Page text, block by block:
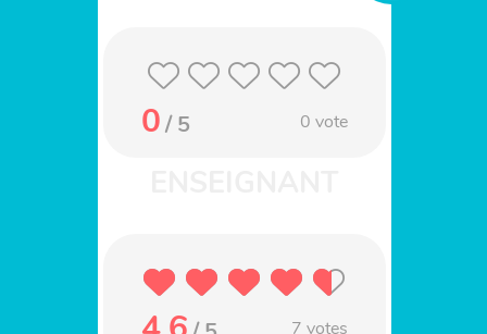
0/ 5 0 vote
7 votes